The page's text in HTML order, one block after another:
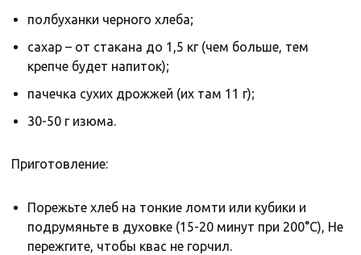
полбуханки черного хлеба;
сахар – от стакана до 1,5 кг (чем больше, тем
крепче будет напиток);
пачечка сухих дрожжей (их там 11 г);
30-50 г изюма.
Приготовление:
Порежьте хлеб на тонкие ломти или кубики и
подрумяньте в духовке (15-20 минут при 200°С), Не
пережгите, чтобы квас не горчил.